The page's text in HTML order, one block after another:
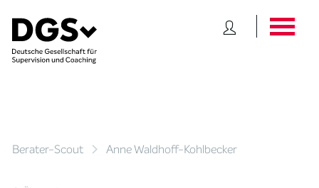
Berater-Scout Anne Waldhoff-Kohlbecker